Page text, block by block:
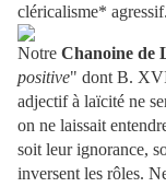
cléricalisme* agressif.
Notre Chanoine de
positive" dont B. XVI
adjectif à laïcité ne
on ne laissait
soit leur ignorance,
inversent les rôles.